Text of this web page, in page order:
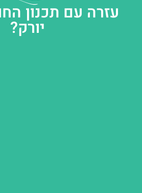
עזרה עם תכנון
יורק?